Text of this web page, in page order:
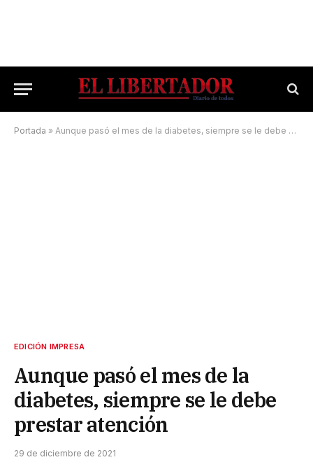
Portada » Aunque pasó el mes de la diabetes, siempre se le debe prestar atención
EDICIÓN IMPRESA
Aunque pasó el mes de la
diabetes, siempre se le debe
prestar atención
29 de diciembre de 2021